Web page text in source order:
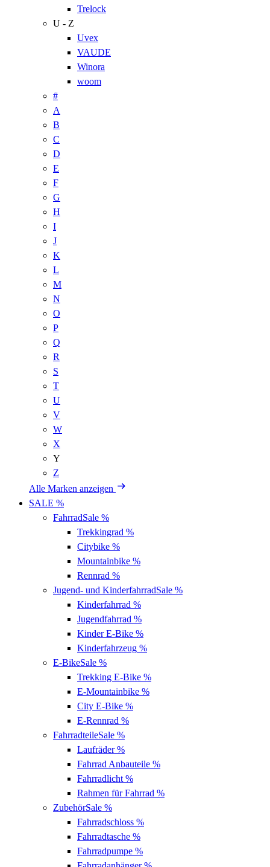
Trelock
U - Z
Uvex
VAUDE
Winora
woom
#
A
B
C
D
E
F
G
H
I
J
K
L
M
N
O
P
Q
R
S
T
U
V
W
X
Y
Z
Alle Marken anzeigen
SALE %
FahrradSale %
Trekkingrad %
Citybike %
Mountainbike %
Rennrad %
Jugend- und KinderfahrradSale %
Kinderfahrrad %
Jugendfahrrad %
Kinder E-Bike %
Kinderfahrzeug %
E-BikeSale %
Trekking E-Bike %
E-Mountainbike %
City E-Bike %
E-Rennrad %
FahrradteileSale %
Laufräder%
Fahrrad Anbauteile %
Fahrradlicht %
Rahmen für Fahrrad %
ZubehörSale %
Fahrradschloss %
Fahrradtasche %
Fahrradpumpe %